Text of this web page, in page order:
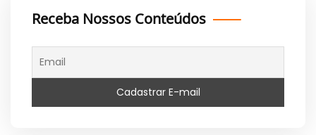
Receba Nossos Conteúdos